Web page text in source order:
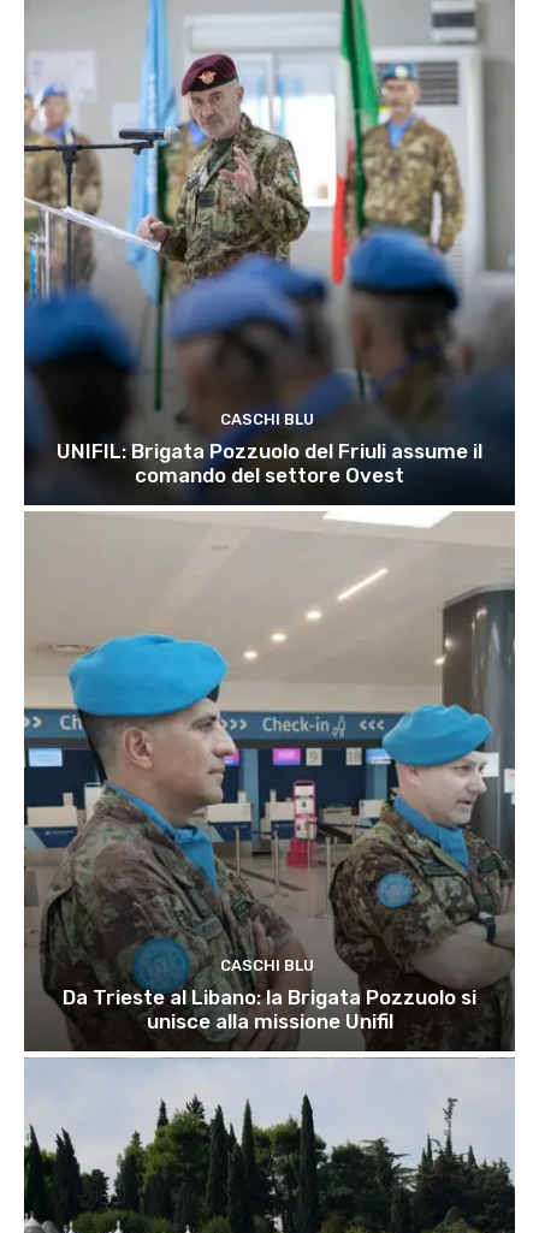
CASCHI BLU
UNIFIL: Brigata Pozzuolo del Friuli assume il
comando del settore Ovest
CASCHI BLU
Da Trieste al Libano: la Brigata Pozzuolo si
unisce alla missione Unifil